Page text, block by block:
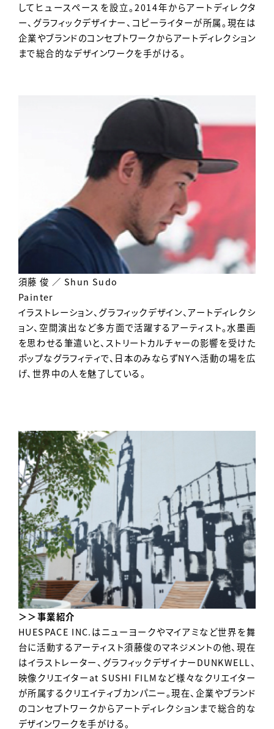
してヒュースペースを設立。2014年からアートディレクタ
ー、グラフィックデザイナー、コピーライターが所属。現在は
企業やブランドのコンセプトワークからアートディレクション
まで総合的なデザインワークを手がける。
須藤 俊 ／ Shun Sudo
Painter
イラストレーション、グラフィックデザイン、アートディレクシ
ョン、空間演出など多方面で活躍するアーティスト。水墨画
を思わせる筆遣いと、ストリートカルチャーの影響を受けた
ポップなグラフィティで、日本のみならずNYへ活動の場を広
げ、世界中の人を魅了している。
＞＞事業紹介
HUESPACE INC.はニューヨークやマイアミなど世界を舞
台に活動するアーティスト須藤俊のマネジメントの他、現在
はイラストレーター、グラフィックデザイナーDUNKWELL、
映像クリエイターat SUSHI FILMなど様々なクリエイター
が所属するクリエイティブカンパニー。現在、企業やブランド
のコンセプトワークからアートディレクションまで総合的な
デザインワークを手がける。